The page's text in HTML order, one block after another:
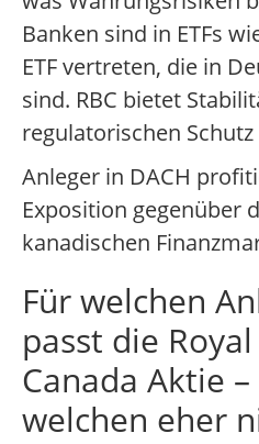
Banken sind in ETFs
ETF vertreten, die in
sind. RBC bietet
regulatorischen Schutz
Anleger in DACH
Exposition gegenüber
kanadischen
Für welchen
passt die
Canada Aktie
welchen eher